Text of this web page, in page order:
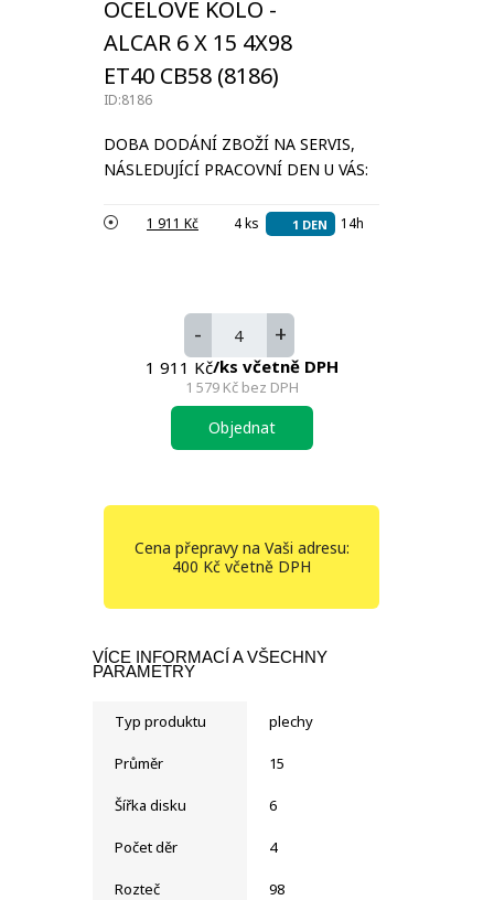
OCELOVÉ KOLO -
ALCAR 6 X 15 4X98
ET40 CB58 (8186)
ID:8186
DOBA DODÁNÍ ZBOŽÍ NA SERVIS,
NÁSLEDUJÍCÍ PRACOVNÍ DEN U VÁS:
1 911 Kč 4 ks 1 DEN 14h
- +
1 911 Kč/ks včetně DPH
1 579 Kčbez DPH
Objednat
Cena přepravy na Vaši adresu:
400 Kč včetně DPH
VÍCE INFORMACÍ A VŠECHNY
PARAMETRY
Typ produktu plechy
Průměr 15
Šířka disku 6
Počet děr 4
Rozteč 98